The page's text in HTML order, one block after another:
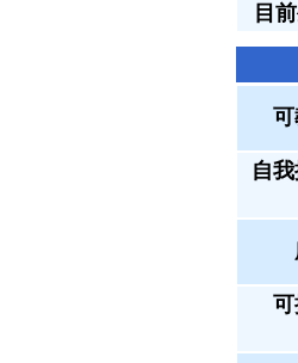
目
可
自